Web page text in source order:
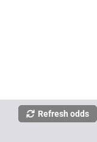
Refresh odds